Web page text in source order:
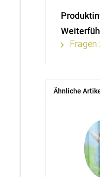
Fragen
Ähnliche